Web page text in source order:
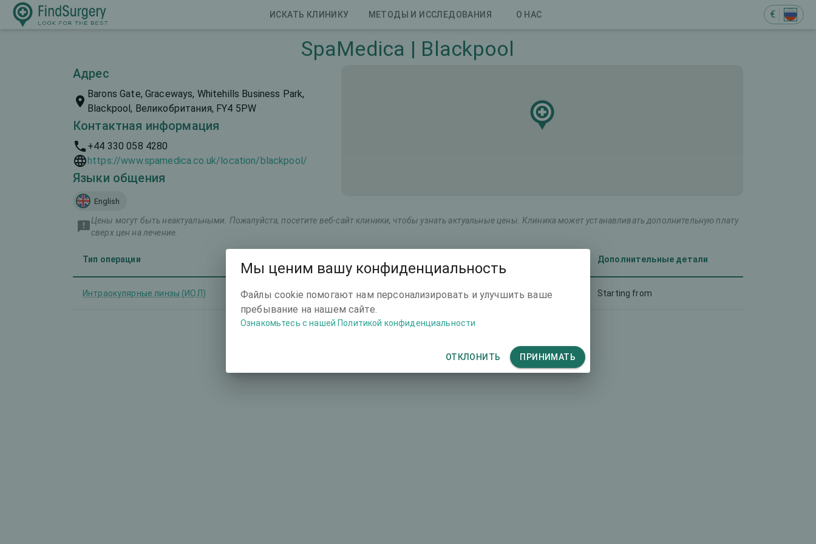
ИСКАТЬ КЛИНИКУ МЕТОДЫ И ИССЛЕДОВАНИЯ О НАС €
SpaMedica | Blackpool
Адрес
Barons Gate, Graceways, Whitehills Business Park,
Blackpool, Великобритания, FY4 5PW
Контактная информация
+44 330 058 4280
https://www.spamedica.co.uk/location/blackpool/
Языки общения
English
Цены могут быть неактуальными. Пожалуйста, посетите веб-сайт клиники, чтобы узнать актуальные цены. Клиника может устанавливать дополнительную плату
сверх цен на лечение.
Тип операции Дополнительные детали
Интраокулярные линзы (ИОЛ) - 4669 € Starting from
Мы ценим вашу конфиденциальность
Файлы cookie помогают нам персонализировать и улучшить ваше
пребывание на нашем сайте.
Ознакомьтесь с нашей Политикой конфиденциальности
ОТКЛОНИТЬ ПРИНИМАТЬ